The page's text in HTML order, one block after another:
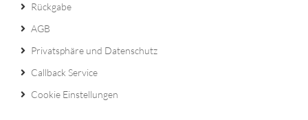
Rückgabe
AGB
Privatsphäre und Datenschutz
Callback Service
Cookie Einstellungen